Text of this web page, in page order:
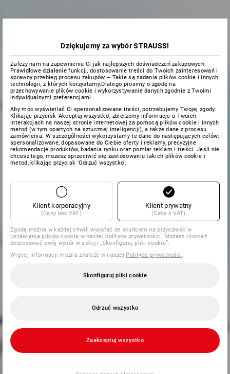
Dziękujemy za wybór STRAUSS!
Zależy nam na zapewnieniu Ci jak najlepszych doświadczeń zakupowych.
Prawidłowe działanie funkcji, dostosowanie treści do Twoich zainteresowań i
sprawny przebieg procesu zakupów – Takie są zadania plików cookie i innych
technologii, z których korzystamy.Dlatego prosimy o zgodę na
przechowywanie plików cookie i wykorzystywanie danych zgodnie z Twoimi
indywidualnymi preferencjami.
Aby móc wyświetlać Ci spersonalizowane treści, potrzebujemy Twojej zgody.
Klikając przycisk 'Akceptuj wszystko', zbierzemy informacje o Twoich
interakcjach na naszej stronie internetowej za pomocą plików cookie i innych
metod (w tym opartych na sztucznej inteligencji), a także dane z procesu
zamówienia. W szczególności wykorzystamy te dane do następujących celów:
spersonalizowane, dopasowane do Ciebie oferty i reklamy, precyzyjne
rekomendacje produktów, badania rynku oraz pomiar reklam i treści. Jeśli nie
chcesz tego, możesz sprzeciwić się zastosowaniu takich plików cookie i
metod, klikając przycisk 'Odrzuć wszystko'.
Klient korporacyjny
(Ceny bez VAT)
Klient prywatny
(Ceny z VAT)
Zgodę można w każdej chwili wycofać ze skutkiem na przyszłość w
Ustawienia plików cookie w naszej polityce prywatności. Możesz również
dostosować swój wybór w sekcji „Skonfiguruj pliki cookie”.
Więcej informacji można znaleźć w naszej Polityce prywatności.
Skonfiguruj pliki cookie
Odrzuć wszystko
Zaakceptuj wszystko